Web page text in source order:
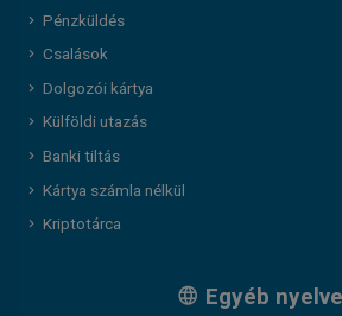
Pénzküldés
Csalások
Dolgozói kártya
Külföldi utazás
Banki tiltás
Kártya számla nélkül
Kriptotárca
Egyéb